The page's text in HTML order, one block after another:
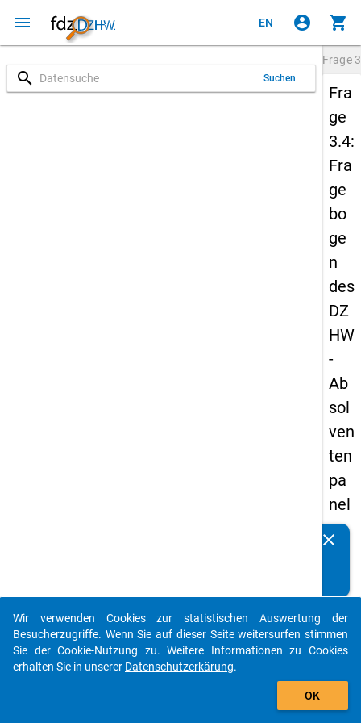
menu EN account_circle shopping_cart
search Suchen
Frage
Fra
ge
3.4:
Fra
ge
bo
ge
n
des
DZ
HW
-
Ab
sol
ven
ten
pa
nel
s
-
zw
eit
clear
auto_stories
add_shopping_cart
Wir verwenden Cookies zur statistischen Auswertung der
Besucherzugriffe. Wenn Sie auf dieser Seite weitersurfen stimmen
Sie der Cookie-Nutzung zu. Weitere Informationen zu Cookies
erhalten Sie in unserer Datenschutzerkärung.
OK